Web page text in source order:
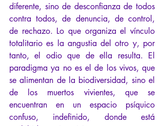
diferente, sino de desconfianza de todos
contra todos, de denuncia, de control,
de rechazo. Lo que organiza el vínculo
totalitario es la angustia del otro y, por
tanto, el odio que de ella resulta. El
paradigma ya no es el de los vivos, que
se alimentan de la biodiversidad, sino el
de los muertos vivientes, que se
encuentran en un espacio psíquico
confuso, indefinido, donde está